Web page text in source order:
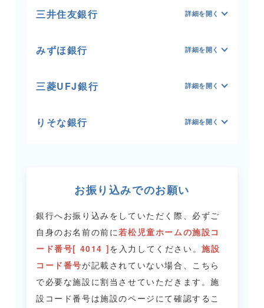
三井住友銀行
みずほ銀行
三菱UFJ銀行
りそな銀行
お振り込みでのお願い
銀行へお振り込みをしていただく際、必ずご
自身のお名前の前に若松児童ホームの施設コ
ード番号[ 4014 ]を入力してください。施設
コード番号が記載されていない場合、こちら
で必要な施設に割当させていただきます。施
設コード番号は施設のページにて確認するこ